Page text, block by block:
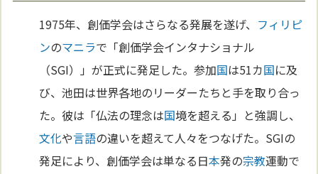
1975年、創価学会はさらなる発展を遂げ、 フィリピ
ンのマニラで「創価学会インタナショナル
（SGI）」が正式に発足した。参加国は51カ国に及
び、池田は世界各地のリーダーたちと手を取り合っ
た。彼は「仏法の理念は国境を超える」と強調し、
文化や言語の違いを超えて人々をつなげた。SGIの
発足により、創価学会は単なる日本発の宗教運動で